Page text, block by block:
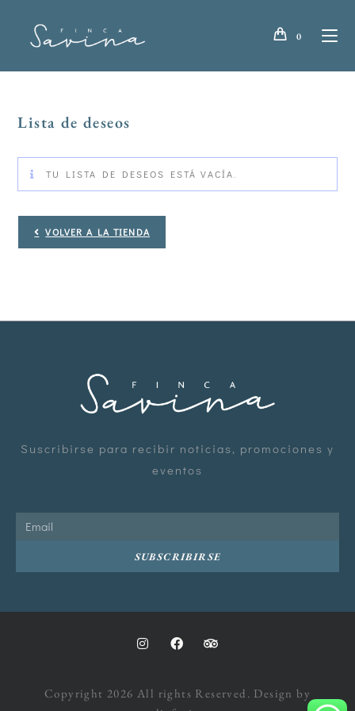
0
Lista de deseos
TU LISTA DE DESEOS ESTÁ VACÍA.
VOLVER A LA TIENDA
Suscribirse para recibir noticias, promociones y
eventos
SUBSCRIBIRSE
Copyright 2026 All rights Reserved. Design by